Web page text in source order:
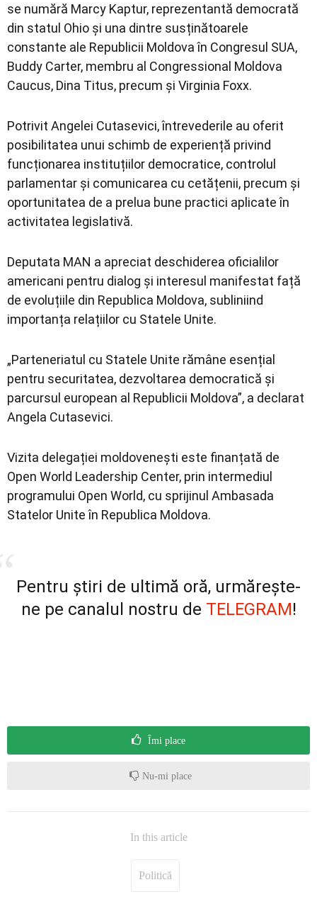
se numără Marcy Kaptur, reprezentantă democrată
din statul Ohio și una dintre susținătoarele
constante ale Republicii Moldova în Congresul SUA,
Buddy Carter, membru al Congressional Moldova
Caucus, Dina Titus, precum și Virginia Foxx.
Potrivit Angelei Cutasevici, întrevederile au oferit
posibilitatea unui schimb de experiență privind
funcționarea instituțiilor democratice, controlul
parlamentar și comunicarea cu cetățenii, precum și
oportunitatea de a prelua bune practici aplicate în
activitatea legislativă.
Deputata MAN a apreciat deschiderea oficialilor
americani pentru dialog și interesul manifestat față
de evoluțiile din Republica Moldova, subliniind
importanța relațiilor cu Statele Unite.
„Parteneriatul cu Statele Unite rămâne esențial
pentru securitatea, dezvoltarea democratică și
parcursul european al Republicii Moldova”, a declarat
Angela Cutasevici.
Vizita delegației moldovenești este finanțată de
Open World Leadership Center, prin intermediul
programului Open World, cu sprijinul Ambasada
Statelor Unite în Republica Moldova.
Pentru știri de ultimă oră, urmărește-
ne pe canalul nostru de TELEGRAM!
Îmi place
Nu-mi place
In this article
Politică